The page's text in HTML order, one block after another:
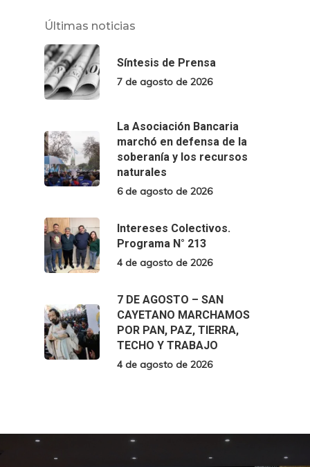
Últimas noticias
Síntesis de Prensa
7 de agosto de 2026
La Asociación Bancaria
marchó en defensa de la
soberanía y los recursos
naturales
6 de agosto de 2026
Intereses Colectivos.
Programa N° 213
4 de agosto de 2026
7 DE AGOSTO – SAN
CAYETANO MARCHAMOS
POR PAN, PAZ, TIERRA,
TECHO Y TRABAJO
4 de agosto de 2026